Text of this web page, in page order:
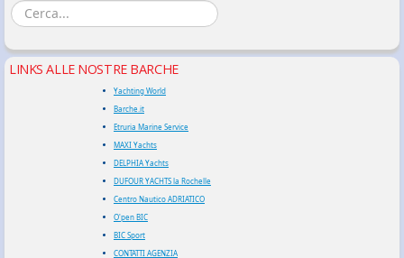
LINKS ALLE NOSTRE BARCHE
Yachting World
Barche.it
Etruria Marine Service
MAXI Yachts
DELPHIA Yachts
DUFOUR YACHTS la Rochelle
Centro Nautico ADRIATICO
O'pen BIC
BIC Sport
CONTATTI AGENZIA